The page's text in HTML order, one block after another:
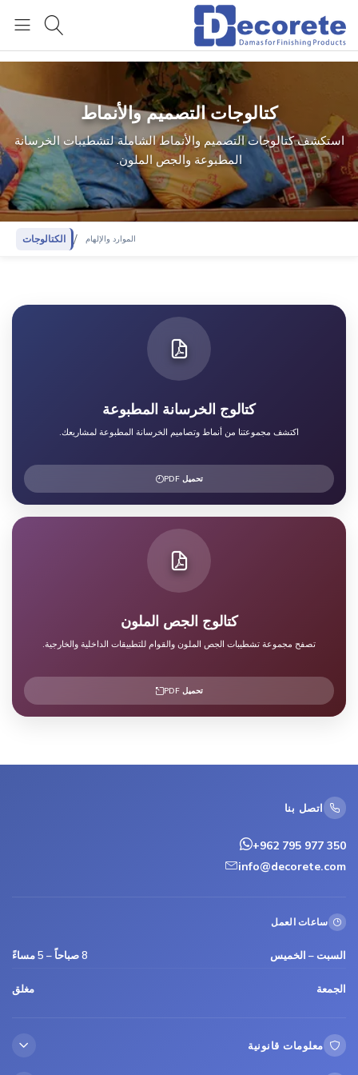
كتالوجات التصميم والأنماط
استكشف كتالوجات التصميم والأنماط الشاملة لتشطيبات الخرسانة
المطبوعة والجص الملون.
الموارد والإلهام الكتالوجات
كتالوج الخرسانة المطبوعة
اكتشف مجموعتنا من أنماط وتصاميم الخرسانة المطبوعة لمشاريعك.
تحميل PDF
كتالوج الجص الملون
تصفح مجموعة تشطيبات الجص الملون والقوام للتطبيقات الداخلية والخارجية.
تحميل PDF
اتصل بنا
+962 795 977 350
info@decorete.com
ساعات العمل
السبت – الخميس 8 صباحاً – 5 مساءً
الجمعة مغلق
معلومات قانونية